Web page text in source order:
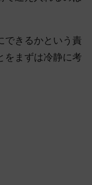
できるかという責
をまずは冷静に考